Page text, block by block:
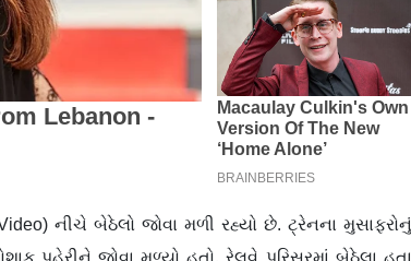
નીચે બેઠેલો જોવા મળી રહ્યો છે. ટ્રેનના મુસાફરોનું
પહેરીને જોવા મળ્યો હતો. રેલવે પરિસરમાં બેઠેલા હતા
હતો. સુપરહીરો સ્પાઈડર મેનનો કોસ્ચ્યુમ પહેરીને
ઇન્સ્ટાગ્રામ પર રિલ બનાવવા માટે કરવામાં આવેલ કૃત્ય
લોકોએ તેની તરફ જોયું અને તેમાંથી એક જણ તેની પણ